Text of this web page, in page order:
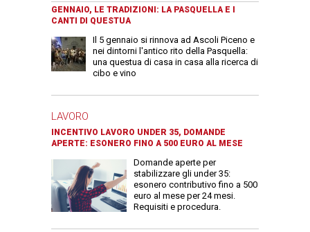
GENNAIO, LE TRADIZIONI: LA PASQUELLA E I
CANTI DI QUESTUA
Il 5 gennaio si rinnova ad Ascoli Piceno e
nei dintorni l'antico rito della Pasquella:
una questua di casa in casa alla ricerca di
cibo e vino
LAVORO
INCENTIVO LAVORO UNDER 35, DOMANDE
APERTE: ESONERO FINO A 500 EURO AL MESE
Domande aperte per
stabilizzare gli under 35:
esonero contributivo fino a 500
euro al mese per 24 mesi.
Requisiti e procedura.